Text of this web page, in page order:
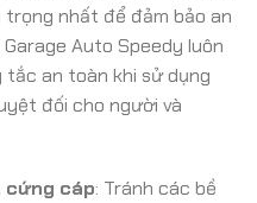
nhất để đảm bảo an
Auto Speedy luôn
an toàn khi sử dụng
đối cho người và
cứng cáp: Tránh các bề